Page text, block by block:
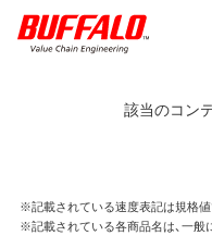
該当のコン
※記載されている速度表記は規格値
※記載されている各商品名は、一般